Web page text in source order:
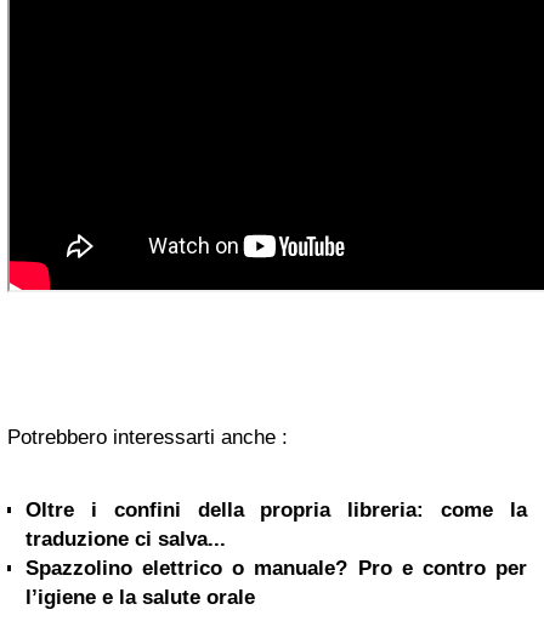
Potrebbero interessarti anche :
Oltre i confini della propria libreria: come la
traduzione ci salva...
Spazzolino elettrico o manuale? Pro e contro per
l’igiene e la salute orale